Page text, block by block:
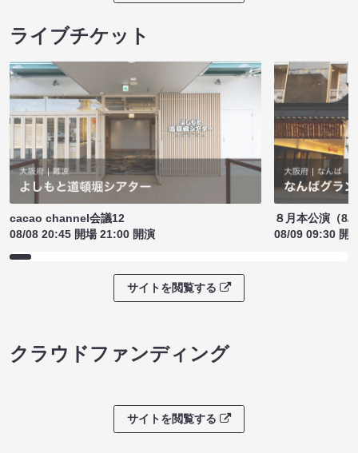
ライブチケット
cacao channel会議12
08/08 20:45 開場 21:00 開演
８月本公演（8/
08/09 09:30 開
サイトを閲覧する
クラウドファンディング
サイトを閲覧する